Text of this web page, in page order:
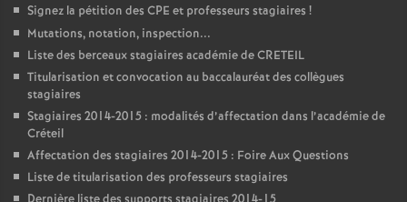
Signez la pétition des CPE et professeurs stagiaires !
Mutations, notation, inspection...
Liste des berceaux stagiaires académie deCRETEIL
Titularisation et convocation au baccalauréat des collègues
stagiaires
Stagiaires 2014-2015 : modalités d’affectation dans l’académie de
Créteil
Affectation des stagiaires 2014-2015 : Foire Aux Questions
Liste de titularisation des professeurs stagiaires